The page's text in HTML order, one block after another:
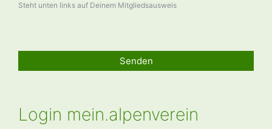
Steht unten links auf Deinem Mitgliedsausweis
Senden
Login mein.alpenverein